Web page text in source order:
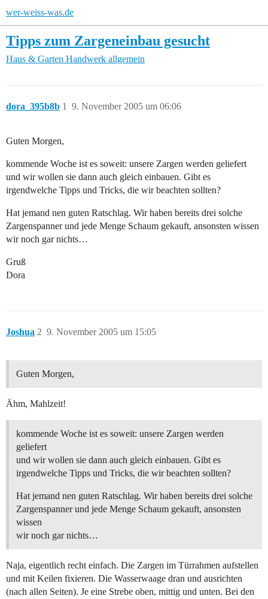
wer-weiss-was.de
Tipps zum Zargeneinbau gesucht
Haus & Garten Handwerk allgemein
dora_395b8b 9. November 2005 um 06:06
1
Guten Morgen,
kommende Woche ist es soweit: unsere Zargen werden geliefert
und wir wollen sie dann auch gleich einbauen. Gibt es
irgendwelche Tipps und Tricks, die wir beachten sollten?
Hat jemand nen guten Ratschlag. Wir haben bereits drei solche
Zargenspanner und jede Menge Schaum gekauft, ansonsten wissen
wir noch gar nichts…
Gruß
Dora
Joshua 9. November 2005 um 15:05
2
Guten Morgen,
Ähm, Mahlzeit!
kommende Woche ist es soweit: unsere Zargen werden
geliefert
und wir wollen sie dann auch gleich einbauen. Gibt es
irgendwelche Tipps und Tricks, die wir beachten sollten?
Hat jemand nen guten Ratschlag. Wir haben bereits drei solche
Zargenspanner und jede Menge Schaum gekauft, ansonsten
wissen
wir noch gar nichts…
Naja, eigentlich recht einfach. Die Zargen im Türrahmen aufstellen
und mit Keilen fixieren. Die Wasserwaage dran und ausrichten
(nach allen Seiten). Je eine Strebe oben, mittig und unten. Bei den